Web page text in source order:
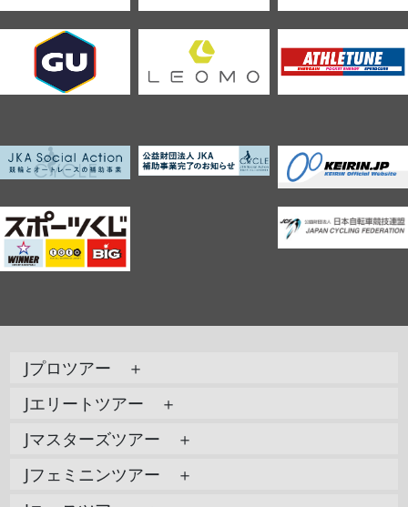
Jプロツアー ＋
Jエリートツアー ＋
Jマスターズツアー ＋
Jフェミニンツアー ＋